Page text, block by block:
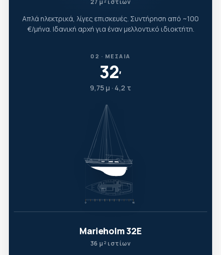
27 μ² ιστίων
Απλά ηλεκτρικά, λίγες επισκευές. Συντήρηση από ~100
€/μήνα. Ιδανική αρχή για έναν μελλοντικό ιδιοκτήτη.
02 · ΜΕΣΑΊΑ
32′
9,75 μ · 4,2 τ
Marieholm 32E
36 μ² ιστίων